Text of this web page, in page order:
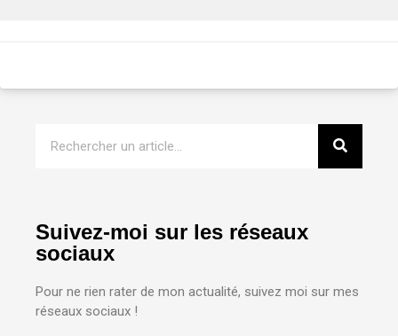
Suivez-moi sur les réseaux
sociaux
Pour ne rien rater de mon actualité, suivez moi sur mes
réseaux sociaux !